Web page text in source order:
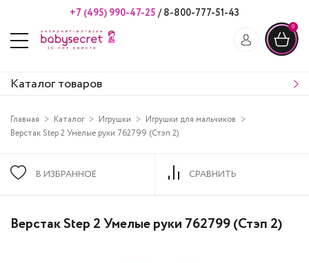
+7 (495) 990-47-25 /8-800-777-51-43
0
Каталог товаров
Главная Каталог Игрушки
Игрушки для мальчиков
Верстак Step 2 Умелые руки 762799 (Стэп 2)
В ИЗБРАННОЕ СРАВНИТЬ
Верстак Step 2 Умелые руки 762799 (Стэп 2)